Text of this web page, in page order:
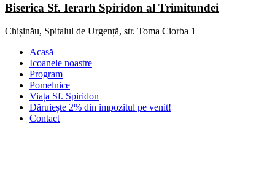
Biserica Sf. Ierarh Spiridon al Trimitundei
Chișinău, Spitalul de Urgență, str. Toma Ciorba 1
Acasă
Icoanele noastre
Program
Pomelnice
Viața Sf. Spiridon
Dăruiește 2% din impozitul pe venit!
Contact